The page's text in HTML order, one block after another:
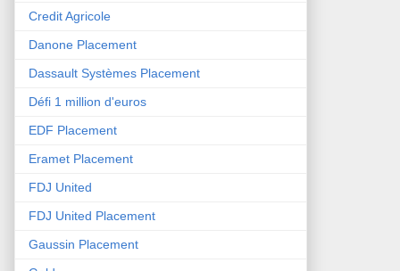
Credit Agricole
Danone Placement
Dassault Systèmes Placement
Défi 1 million d'euros
EDF Placement
Eramet Placement
FDJ United
FDJ United Placement
Gaussin Placement